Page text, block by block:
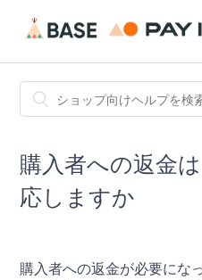
購入者への返金
応しますか
購入者への返金が必要にな